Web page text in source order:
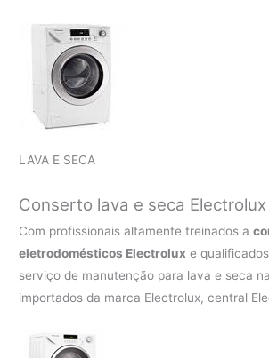
LAVA E SECA
Conserto lava e seca
Com profissionais altamente treinados a
eletrodomésticos Electrolux e
serviço de manutenção para lava e seca
importados da marca Electrolux, central